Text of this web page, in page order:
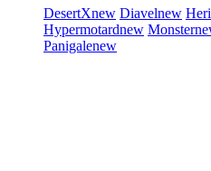
DesertXnew Diavelnew
Hypermotardnew Monster
Panigalenew